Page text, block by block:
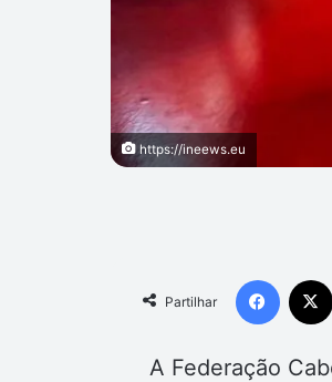
https://ineews.eu
Partilhar
A Federação